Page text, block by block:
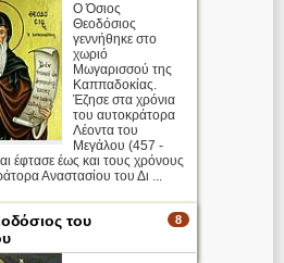
Ο Όσιος
Θεοδόσιος
γεννήθηκε στο
χωριό
Μωγαρισσού της
Καππαδοκίας.
Έζησε στα χρόνια
του αυτοκράτορα
Λέοντα του
Μεγάλου (457 -
έφτασε έως και τους χρόνους
Αναστασίου του Δι ...
8
του